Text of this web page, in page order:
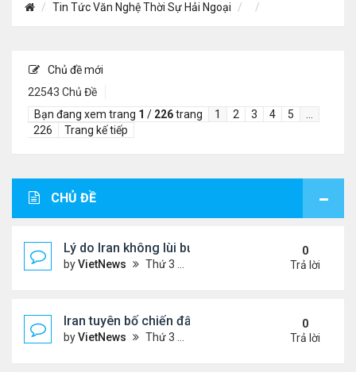
Tin Tức Văn Nghệ Thời Sự Hải Ngoại
Chủ đề mới
22543 Chủ Đề
Bạn đang xem trang 1 / 226trang 1 2 3 4 5
226
Trang kế tiếp
CHỦ ĐỀ
Lý do Iran không lùi bước trước lời đe dọa của
byVietNews Thứ 3 Tháng 8 04, 2026 4:32 pm
0
Trả lời
Iran tuyên bố chiến đấu vì Hormuz tới 'hơi thở
byVietNews Thứ 3 Tháng 7 14, 2026 4:29 pm
0
Trả lời